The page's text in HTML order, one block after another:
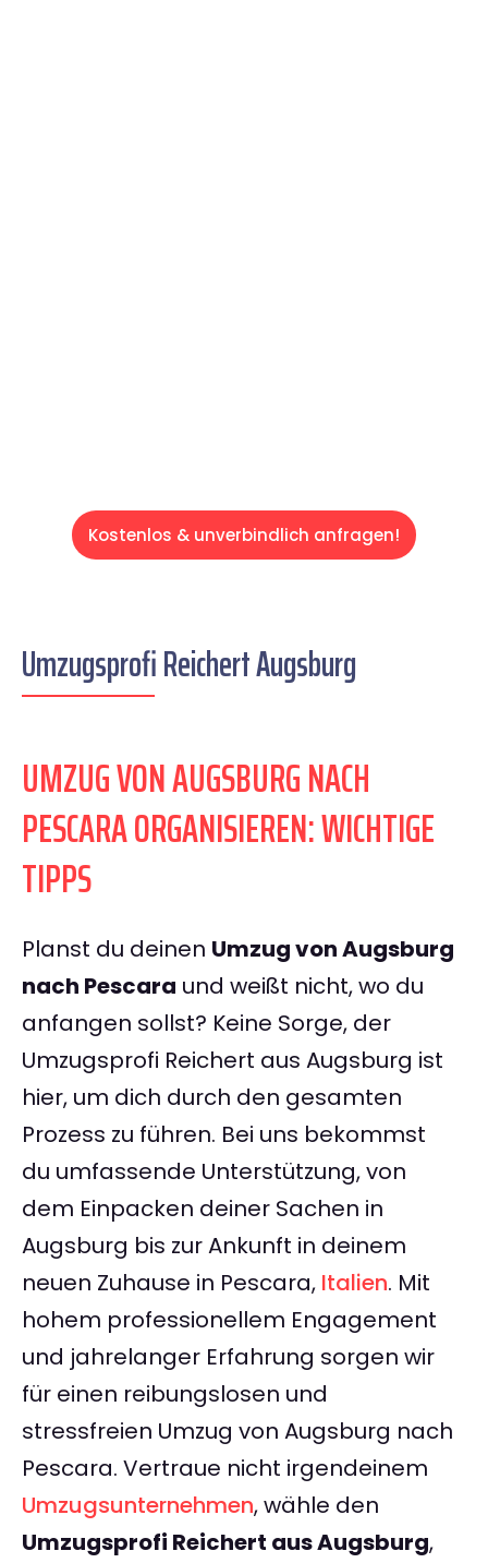
Kostenlos & unverbindlich anfragen!
Umzugsprofi Reichert Augsburg
UMZUG VON AUGSBURG NACH
PESCARA ORGANISIEREN: WICHTIGE
TIPPS
Planst du deinen Umzug von Augsburg
nach Pescara und weißt nicht, wo du
anfangen sollst? Keine Sorge, der
Umzugsprofi Reichert aus Augsburg ist
hier, um dich durch den gesamten
Prozess zu führen. Bei uns bekommst
du umfassende Unterstützung, von
dem Einpacken deiner Sachen in
Augsburg bis zur Ankunft in deinem
neuen Zuhause in Pescara, Italien. Mit
hohem professionellem Engagement
und jahrelanger Erfahrung sorgen wir
für einen reibungslosen und
stressfreien Umzug von Augsburg nach
Pescara. Vertraue nicht irgendeinem
Umzugsunternehmen, wähle den
Umzugsprofi Reichert aus Augsburg,